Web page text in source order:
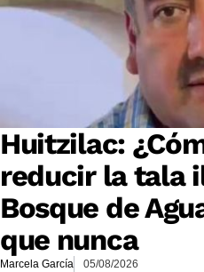
Huitzilac:
reducir la tala
Bosque de
que nunca
Marcela García 05/08/2026